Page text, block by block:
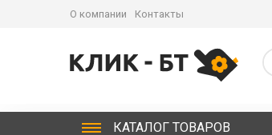
О компании Контакты
КАТАЛОГ ТОВАРОВ